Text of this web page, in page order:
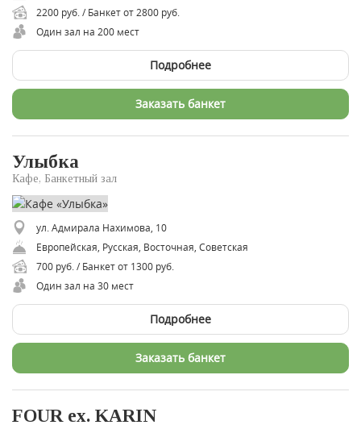
2200 руб. / Банкет от 2800 руб.
Один зал на 200 мест
Подробнее
Заказать банкет
Улыбка
Кафе, Банкетный зал
ул. Адмирала Нахимова, 10
Европейская, Русская, Восточная, Советская
700 руб. / Банкет от 1300 руб.
Один зал на 30 мест
Подробнее
Заказать банкет
FOUR ex. KARIN